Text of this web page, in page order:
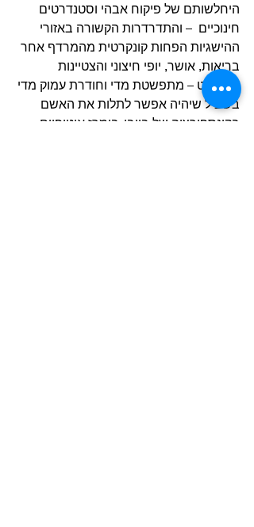
היחלשותם של פיקוח אבהי וסטנדרטים
חינוכיים  – והתדרדרות הקשורה באזורי
ההישגיות הפחות קונקרטית מהמרדף אחר
בריאות, אושר, יופי חיצוני והצטיינות
בספורט – מתפשטת מדי וחודרת עמוק מדי
בשביל שיהיה אפשר לתלות את האשם
בקונספירציה של בייבי-בומרז אוטופיים.